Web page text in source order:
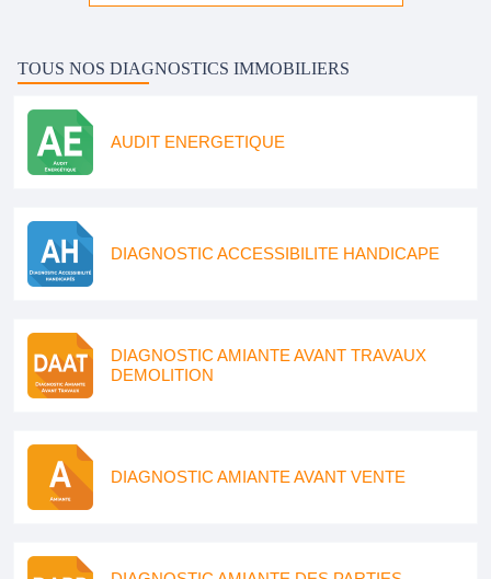
TOUS NOS DIAGNOSTICS IMMOBILIERS
AUDIT ENERGETIQUE
DIAGNOSTIC ACCESSIBILITE HANDICAPE
DIAGNOSTIC AMIANTE AVANT TRAVAUX
DEMOLITION
DIAGNOSTIC AMIANTE AVANT VENTE